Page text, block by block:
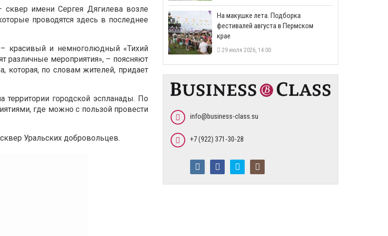
имени Сергея Дягилева возле
проводятся здесь в последнее
– красивый и немноголюдный «Тихий
различные мероприятия», – поясняют
которая, по словам жителей, придает
территории городской эспланады. По
где можно с пользой провести
Уральских добровольцев.
На макушке лета. Подборка
фестивалей августа в Пермском
крае
29 июля 2026, 14:00
info@business-class.su
+7 (922) 371-30-28